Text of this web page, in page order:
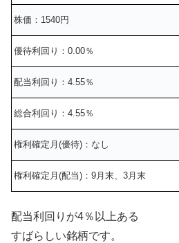
株価：1540円
優待利回り：0.00％
配当利回り：4.55％
総合利回り：4.55％
権利確定月(優待)：なし
権利確定月(配当)：9月末、3月末
配当利回りが4％以上ある
すばらしい銘柄です。